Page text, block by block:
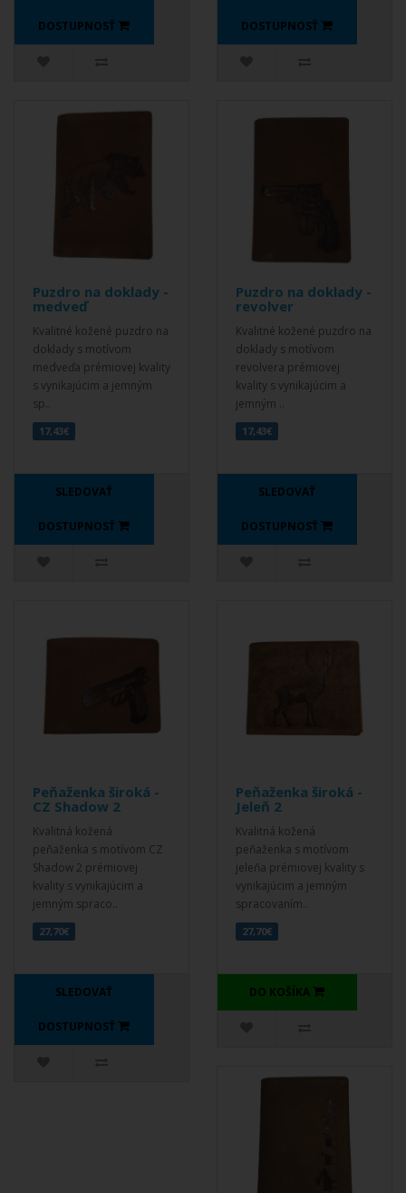
DOSTUPNOSŤ DOSTUPNOSŤ
Puzdro na doklady -
medveď
Kvalitné kožené puzdro na
doklady s motívom
medveďa prémiovej kvality
s vynikajúcim a jemným
sp..
17,43€
SLEDOVAŤ
DOSTUPNOSŤ
Puzdro na doklady -
revolver
Kvalitné kožené puzdro na
doklady s motívom
revolvera prémiovej
kvality s vynikajúcim a
jemným ..
17,43€
SLEDOVAŤ
DOSTUPNOSŤ
Peňaženka široká -
CZ Shadow 2
Kvalitná kožená
peňaženka s motívom CZ
Shadow 2 prémiovej
kvality s vynikajúcim a
jemným spraco..
27,70€
SLEDOVAŤ
DOSTUPNOSŤ
Peňaženka široká -
Jeleň 2
Kvalitná kožená
peňaženka s motívom
jeleňa prémiovej kvality s
vynikajúcim a jemným
spracovaním..
27,70€
DO KOŠÍKA